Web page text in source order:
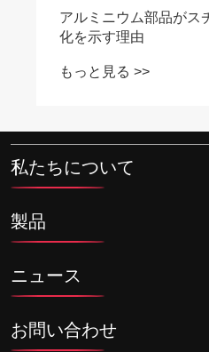
ミニウム部品がスチールより
示す理由
と見る >>
私たちについて
製品
ニュース
お問い合わせ